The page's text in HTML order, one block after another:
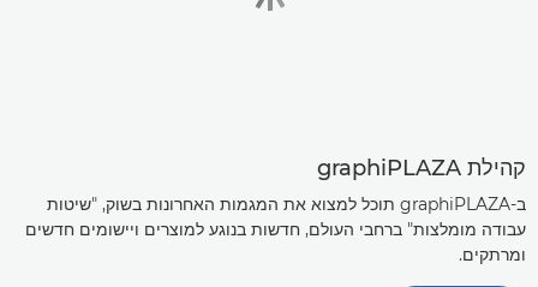
קהילת graphiPLAZA
ב-graphiPLAZA תוכל למצוא את המגמות האחרונות בשוק, "שיטות
עבודה מומלצות" ברחבי העולם, חדשות בנוגע למוצרים ויישומים חדשים
ומרתקים.